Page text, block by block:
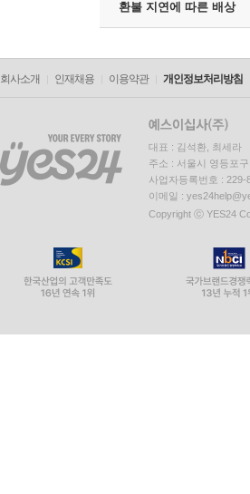
환불 지연에 따른 배상
회사소개 인재채용 이용약관 개인정보처리방침
대표 : 김석환, 최세라
주소 : 서울시 영등포
사업자등록번호 :
이메일 :
Copyright ⓒ YES24